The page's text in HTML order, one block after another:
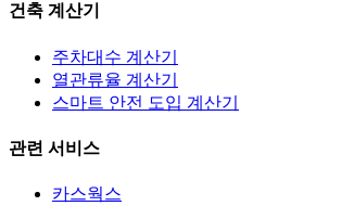
건축 계산기
주차대수 계산기
열관류율 계산기
스마트 안전 도입 계산기
관련 서비스
카스웍스